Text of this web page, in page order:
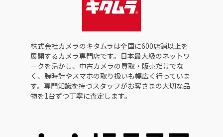
株式会社カメラのキタムラは全国に600店舗以上を
展開するカメラ専門店です。日本最大級のネットワ
ークを活かし、中古カメラの買取・販売だけでな
く、腕時計やスマホの取り扱いも幅広く行っていま
す。専門知識を持つスタッフがお客さまの大切な品
物を1台ずつ丁寧に査定します。